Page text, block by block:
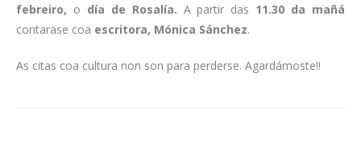
febreiro, o día de Rosalía. A partir das 11.30 da mañá
contarase coa escritora, Mónica Sánchez.
As citas coa cultura non son para perderse. Agardámoste!!